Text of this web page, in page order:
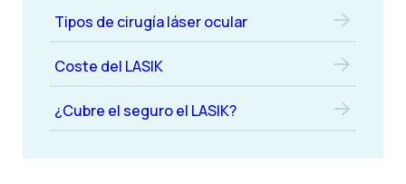
Tipos de cirugía láser ocular
Coste del LASIK
¿Cubre el seguro el LASIK?